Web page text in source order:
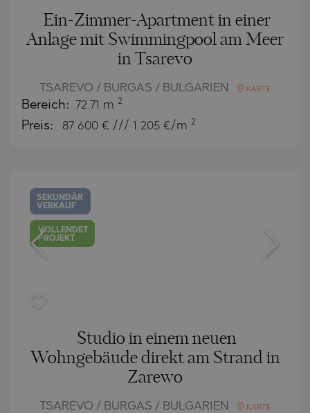
Ein-Zimmer-Apartment in einer
Anlage mit Swimmingpool am Meer
in Tsarevo
TSAREVO / BURGAS / BULGARIEN KARTE
Bereich: 72.71 m 2
Preis: 87 600 € /// 1 205 €/m 2
SEKUNDÄR
VERKAUF
VOLLENDET
PROJEKT
Studio in einem neuen
Wohngebäude direkt am Strand in
Zarewo
TSAREVO / BURGAS / BULGARIEN KARTE